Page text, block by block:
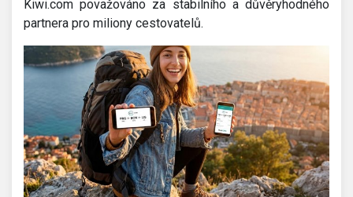
Kiwi.com považováno za stabilního a důvěryhodného
partnera pro miliony cestovatelů.